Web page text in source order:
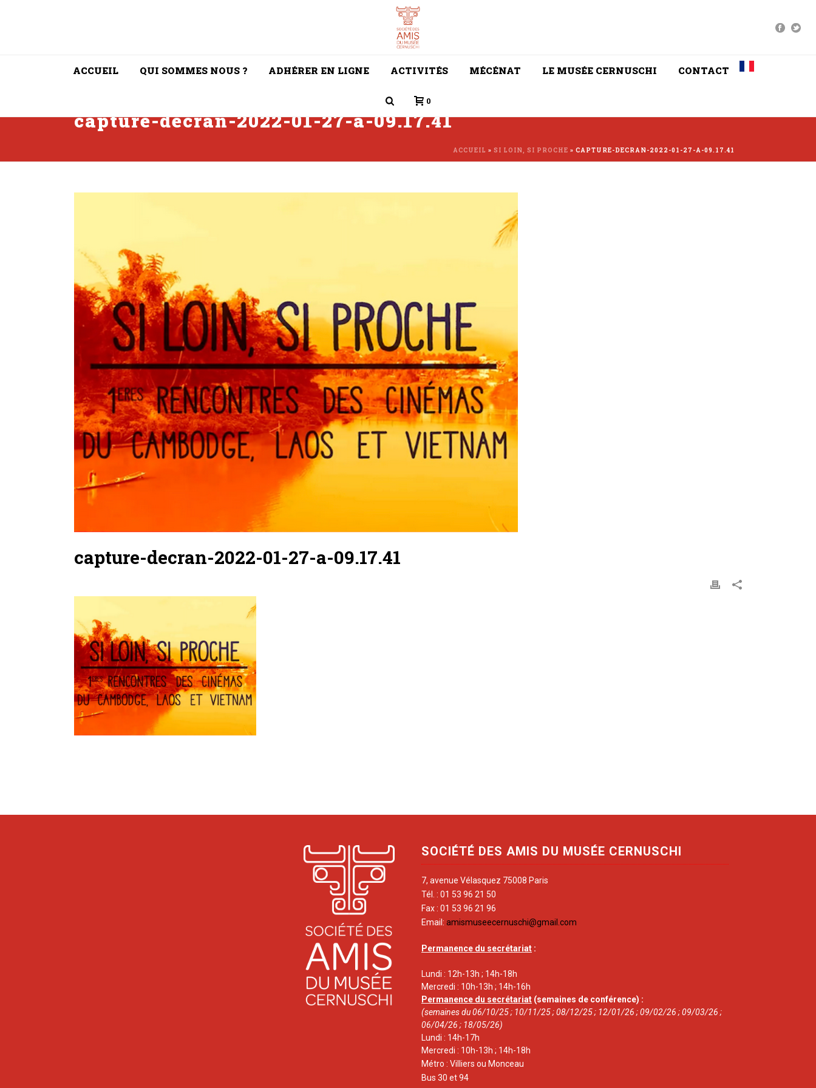
ACCUEIL QUI SOMMES NOUS ? ADHÉRER EN LIGNE ACTIVITÉS MÉCÉNAT LE MUSÉE CERNUSCHI CONTACT
0
capture-decran-2022-01-27-a-09.17.41
ACCUEIL » SI LOIN, SI PROCHE » CAPTURE-DECRAN-2022-01-27-A-09.17.41
capture-decran-2022-01-27-a-09.17.41
SOCIÉTÉ DES AMIS DU MUSÉE CERNUSCHI
7, avenue Vélasquez 75008 Paris
Tél. : 01 53 96 21 50
Fax : 01 53 96 21 96
Email: amismuseecernuschi@gmail.com
Permanence du secrétariat :
Lundi : 12h-13h ; 14h-18h
Mercredi : 10h-13h ; 14h-16h
Permanence du secrétariat (semaines de conférence) :
(semaines du 06/10/25 ; 10/11/25 ; 08/12/25 ; 12/01/26 ; 09/02/26 ; 09/03/26 ;
06/04/26 ; 18/05/26)
Lundi : 14h-17h
Mercredi : 10h-13h ; 14h-18h
Métro : Villiers ou Monceau
Bus 30 et 94